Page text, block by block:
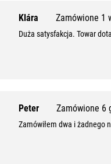
Klára Zamówione 1
Duża satysfakcja. Towar
Peter Zamówione 6
Zamówiłem dwa i żadnego